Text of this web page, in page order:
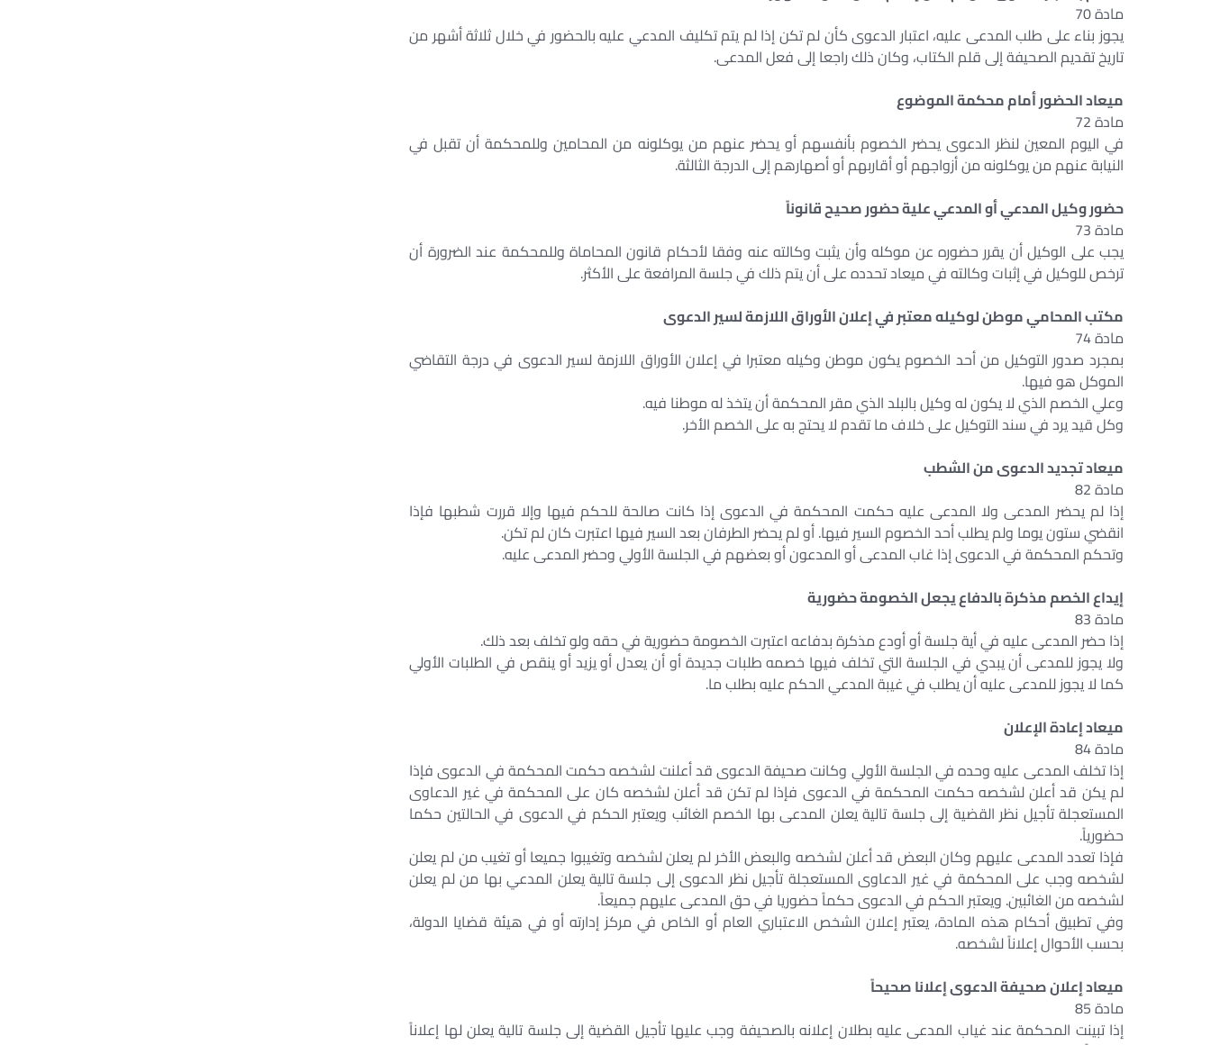
مادة 70
يجوز بناء على طلب المدعى عليه، اعتبار الدعوى كأن لم تكن إذا لم يتم تكليف المدعي عليه بالحضور في خلال ثلاثة أشهر من
تاريخ تقديم الصحيفة إلى قلم الكتاب، وكان ذلك راجعا إلى فعل المدعى.
ميعاد الحضور أمام محكمة الموضوع
مادة 72
في اليوم المعين لنظر الدعوى يحضر الخصوم بأنفسهم أو يحضر عنهم من يوكلونه من المحامين وللمحكمة أن تقبل في
النيابة عنهم من يوكلونه من أزواجهم أو أقاربهم أو أصهارهم إلى الدرجة الثالثة.
حضور وكيل المدعي أو المدعي علية حضور صحيح قانوناً
مادة 73
يجب على الوكيل أن يقرر حضوره عن موكله وأن يثبت وكالته عنه وفقا لأحكام قانون المحاماة وللمحكمة عند الضرورة أن
ترخص للوكيل في إثبات وكالته في ميعاد تحدده على أن يتم ذلك في جلسة المرافعة على الأكثر.
مكتب المحامي موطن لوكيله معتبر في إعلان الأوراق اللازمة لسير الدعوى
مادة 74
بمجرد صدور التوكيل من أحد الخصوم يكون موطن وكيله معتبرا في إعلان الأوراق اللازمة لسير الدعوى في درجة التقاضي
الموكل هو فيها.
وعلي الخصم الذي لا يكون له وكيل بالبلد الذي مقر المحكمة أن يتخذ له موطنا فيه.
وكل قيد يرد في سند التوكيل على خلاف ما تقدم لا يحتج به على الخصم الأخر.
ميعاد تجديد الدعوى من الشطب
مادة 82
إذا لم يحضر المدعى ولا المدعى عليه حكمت المحكمة في الدعوى إذا كانت صالحة للحكم فيها وإلا قررت شطبها فإذا
انقضي ستون يوما ولم يطلب أحد الخصوم السير فيها. أو لم يحضر الطرفان بعد السير فيها اعتبرت كان لم تكن.
وتحكم المحكمة في الدعوى إذا غاب المدعى أو المدعون أو بعضهم في الجلسة الأولي وحضر المدعى عليه.
إيداع الخصم مذكرة بالدفاع يجعل الخصومة حضورية
مادة 83
إذا حضر المدعى عليه في أية جلسة أو أودع مذكرة بدفاعه اعتبرت الخصومة حضورية في حقه ولو تخلف بعد ذلك.
ولا يجوز للمدعى أن يبدي في الجلسة التي تخلف فيها خصمه طلبات جديدة أو أن يعدل أو يزيد أو ينقص في الطلبات الأولي
كما لا يجوز للمدعى عليه أن يطلب في غيبة المدعي الحكم عليه بطلب ما.
ميعاد إعادة الإعلان
مادة 84
إذا تخلف المدعى عليه وحده في الجلسة الأولي وكانت صحيفة الدعوى قد أعلنت لشخصه حكمت المحكمة في الدعوى فإذا
لم يكن قد أعلن لشخصه حكمت المحكمة في الدعوى فإذا لم تكن قد أعلن لشخصه كان على المحكمة في غير الدعاوى
المستعجلة تأجيل نظر القضية إلى جلسة تالية يعلن المدعى بها الخصم الغائب ويعتبر الحكم في الدعوى في الحالتين حكما
حضورياً.
فإذا تعدد المدعى عليهم وكان البعض قد أعلن لشخصه والبعض الأخر لم يعلن لشخصه وتغيبوا جميعا أو تغيب من لم يعلن
لشخصه وجب على المحكمة في غير الدعاوى المستعجلة تأجيل نظر الدعوى إلى جلسة تالية يعلن المدعي بها من لم يعلن
لشخصه من الغائبين. ويعتبر الحكم في الدعوى حكماً حضوريا في حق المدعى عليهم جميعاً.
وفي تطبيق أحكام هذه المادة، يعتبر إعلان الشخص الاعتباري العام أو الخاص في مركز إدارته أو في هيئة قضايا الدولة،
بحسب الأحوال إعلاناً لشخصه.
ميعاد إعلان صحيفة الدعوى إعلانا صحيحاً
مادة 85
إذا تبينت المحكمة عند غياب المدعى عليه بطلان إعلانه بالصحيفة وجب عليها تأجيل القضية إلى جلسة تالية يعلن لها إعلاناً